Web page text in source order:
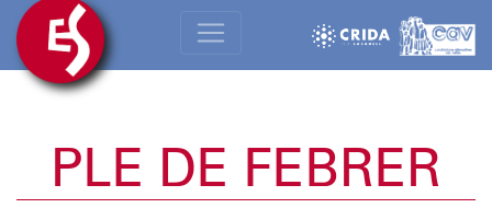
PLE DE FEBRER